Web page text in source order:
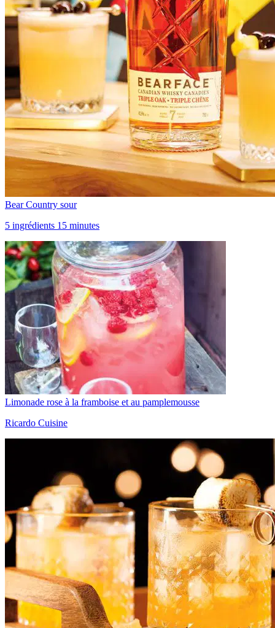
Bear Country sour
5 ingrédients 15 minutes
Limonade rose à la framboise et au pamplemousse
Ricardo Cuisine